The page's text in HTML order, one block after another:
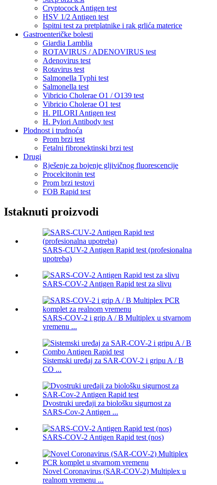
Cryptocock Antigen test
HSV 1/2 Antigen test
Ispitni test za pretplatnike i rak grlića materice
Gastroenteričke bolesti
Giardia Lamblia
ROTAVIRUS / ADENOVIRUS test
Adenovirus test
Rotavirus test
Salmonella Typhi test
Salmonella test
Vibricio Cholerae O1 / O139 test
Vibricio Cholerae O1 test
H. PILORI Antigen test
H. Pylori Antibody test
Plodnost i trudnoća
Prom brzi test
Fetalni fibronektinski brzi test
Drugi
Rješenje za bojenje gljivičnog fluorescencije
Procelcitonin test
Prom brzi testovi
FOB Rapid test
Istaknuti proizvodi
SARS-CUV-2 Antigen Rapid test (profesionalna
upotreba)
SARS-COV-2 Antigen Rapid test za slivu
SARS-COV-2 i grip A / B Multiplex u stvarnom
vremenu ...
Sistemski uređaj za SAR-COV-2 i gripu A / B
CO ...
Dvostruki uređaji za biološku sigurnost za
SARS-Cov-2 Antigen ...
SARS-COV-2 Antigen Rapid test (nos)
Novel Coronavirus (SAR-COV-2) Multiplex u
realnom vremenu ...